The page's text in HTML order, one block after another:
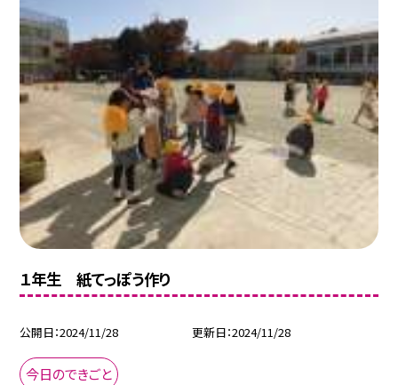
１年生 紙てっぽう作り
公開日 2024/11/28 更新日 2024/11/28
今日のできごと